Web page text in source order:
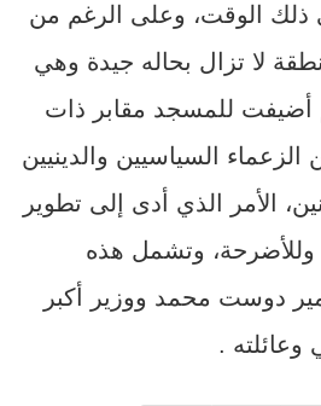
ذلك الوقت، وعلى الرغم من
لا تزال بحاله جيدة وهي
أضيفت للمسجد مقابر ذات
الزعماء السياسيين والدينيين
الأمر الذي أدى إلى تطوير
وللأضرحة، وتشمل هذه
دوست محمد ووزير أكبر
وعائلته .